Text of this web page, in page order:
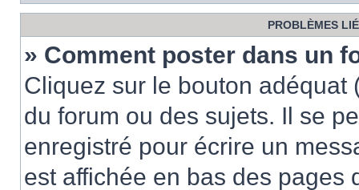
PROBLÈMES
» Comment poster dans un
Cliquez sur le bouton
du forum ou des sujets. Il se
enregistré pour écrire un
est affichée en bas des pages